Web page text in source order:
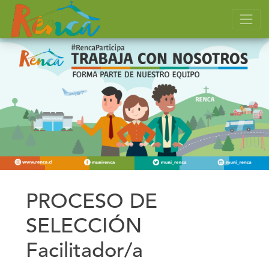
PROCESO DE
SELECCIÓN
Facilitador/a